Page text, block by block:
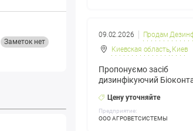
Заметок нет
09.02.2026
Продам
Киевская область, Киев
Пропонуємо засіб
дизинфікуючий
Цену уточняйте
Предприятие:
ООО АГРОВЕТСИСТЕМЫ